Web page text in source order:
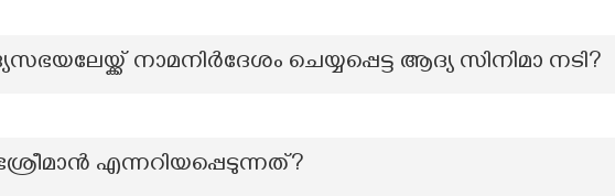
നാമനിർദേശം ചെയ്യപ്പെട്ട ആദ്യ സിനിമാ നടി?
എന്നറിയപ്പെടുന്നത്?